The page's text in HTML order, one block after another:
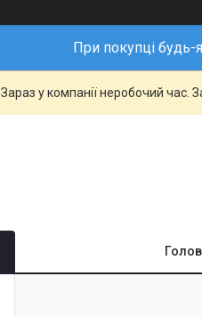
При покупці будь-
Зараз у компанії неробочий час.